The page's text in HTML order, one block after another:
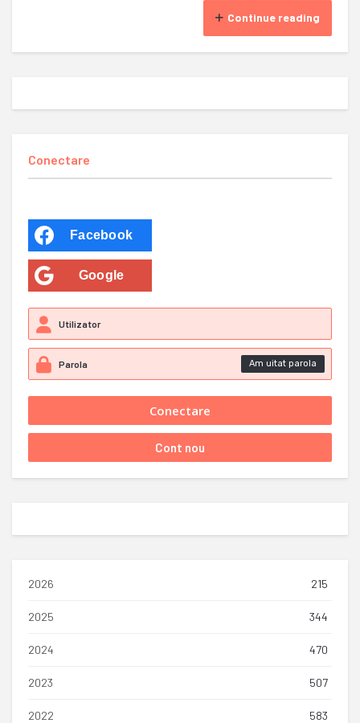
Continue reading
Conectare
Facebook
Google
Am uitat parola
2026 215
2025 344
2024 470
2023 507
2022 583